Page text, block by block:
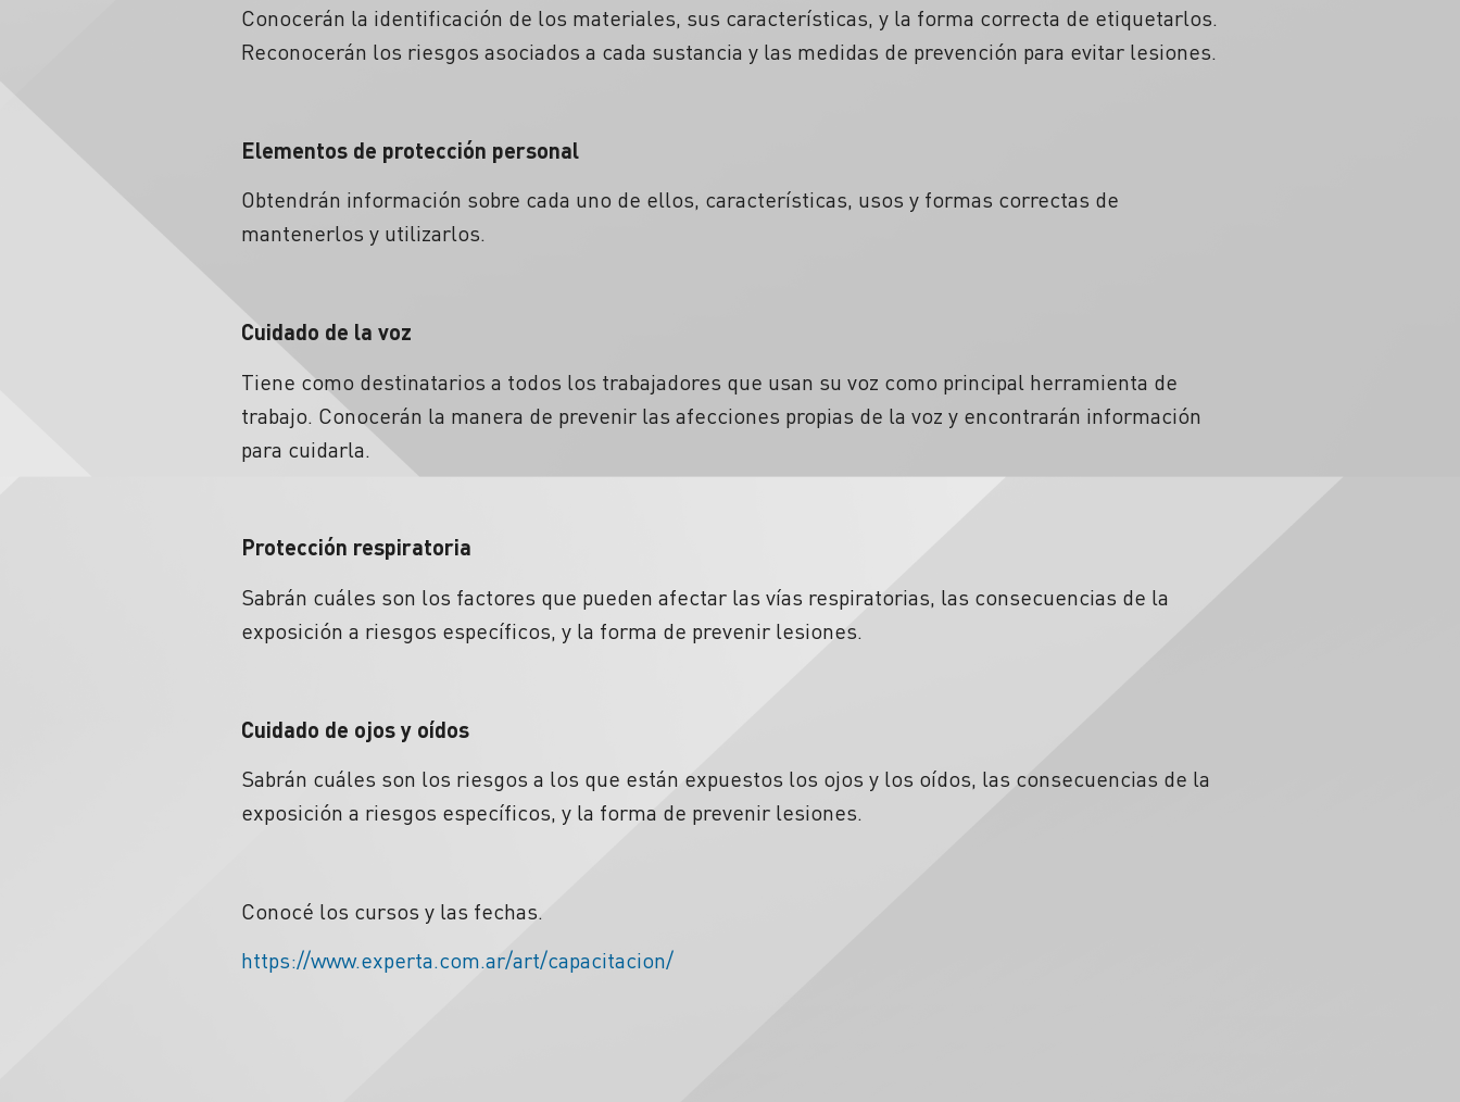
Conocerán la identificación de los materiales, sus características, y la forma correcta de etiquetarlos.
Reconocerán los riesgos asociados a cada sustancia y las medidas de prevención para evitar lesiones.
Elementos de protección personal
Obtendrán información sobre cada uno de ellos, características, usos y formas correctas de
mantenerlos y utilizarlos.
Cuidado de la voz
Tiene como destinatarios a todos los trabajadores que usan su voz como principal herramienta de
trabajo. Conocerán la manera de prevenir las afecciones propias de la voz y encontrarán información
para cuidarla.
Protección respiratoria
Sabrán cuáles son los factores que pueden afectar las vías respiratorias, las consecuencias de la
exposición a riesgos específicos, y la forma de prevenir lesiones.
Cuidado de ojos y oídos
Sabrán cuáles son los riesgos a los que están expuestos los ojos y los oídos, las consecuencias de la
exposición a riesgos específicos, y la forma de prevenir lesiones.
Conocé los cursos y las fechas.
https://www.experta.com.ar/art/capacitacion/